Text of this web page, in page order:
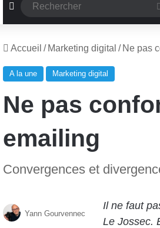
Article Aléatoire
Accueil / Marketing digital / Ne pas
A la une Marketing digital
Ne pas
emailing
Convergences et
Il ne faut
Le Jossec.
Yann Gourvennec